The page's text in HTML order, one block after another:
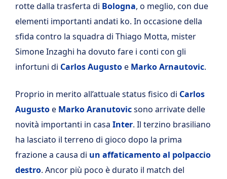
rotte dalla trasferta di Bologna, o meglio, con due
elementi importanti andati ko. In occasione della
sfida contro la squadra di Thiago Motta, mister
Simone Inzaghi ha dovuto fare i conti con gli
infortuni di Carlos Augustoe Marko Arnautovic.
Proprio in merito all’attuale status fisico di Carlos
Augustoe Marko Aranutovicsono arrivate delle
novità importanti in casa Inter. Il terzino brasiliano
ha lasciato il terreno di gioco dopo la prima
frazione a causa di un affaticamento al polpaccio
destro. Ancor più poco è durato il match del